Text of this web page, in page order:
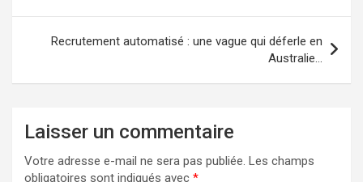
l’article
Recrutement automatisé : une vague qui déferle en
Australie…
Laisser un commentaire
Votre adresse e-mail ne sera pas publiée. Les champs
obligatoires sont indiqués avec *